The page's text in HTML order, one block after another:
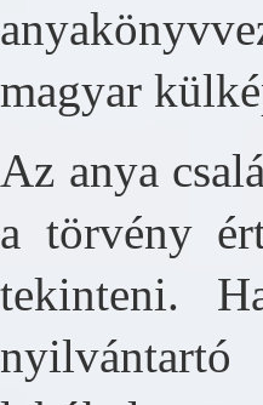
magyar
Az anya
a törvény
tekinteni.